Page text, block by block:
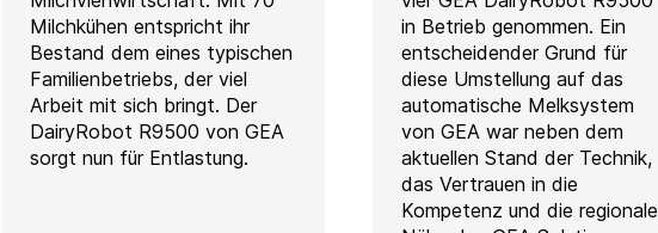
Milchkühen entspricht ihr
Bestand dem eines typischen
Familienbetriebs, der viel
Arbeit mit sich bringt. Der
DairyRobot R9500 von GEA
sorgt nun für Entlastung.
in Betrieb genommen. Ein
entscheidender Grund für
diese Umstellung auf das
automatische Melksystem
von GEA war neben dem
aktuellen Stand der Technik,
das Vertrauen in die
Kompetenz und die regionale